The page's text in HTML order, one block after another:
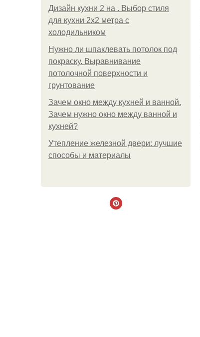
Дизайн кухни 2 на . Выбор стиля
для кухни 2х2 метра с
холодильником
Нужно ли шпаклевать потолок под
покраску. Выравнивание
потолочной поверхности и
грунтование
Зачем окно между кухней и ванной.
Зачем нужно окно между ванной и
кухней?
Утепление железной двери: лучшие
способы и материалы